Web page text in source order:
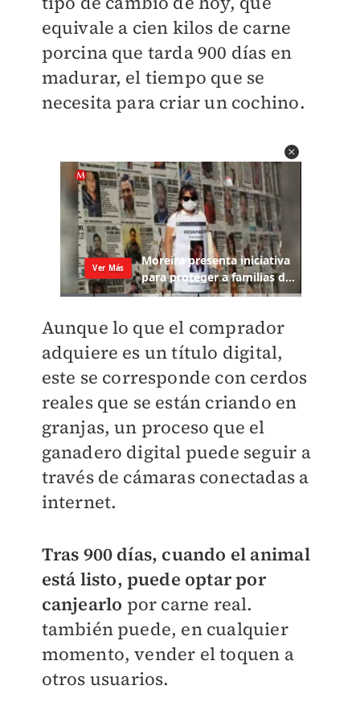
equivale a cien kilos de carne
porcina que tarda 900 días en
madurar, el tiempo que se
necesita para criar un cochino.
Aunque lo que el comprador
adquiere es un título digital,
este se corresponde con cerdos
reales que se están criando en
granjas, un proceso que el
ganadero digital puede seguir a
través de cámaras conectadas a
internet.
Tras 900 días, cuando el animal
está listo, puede optar por
canjearlo por carne real.
también puede, en cualquier
momento, vender el toquen a
otros usuarios.